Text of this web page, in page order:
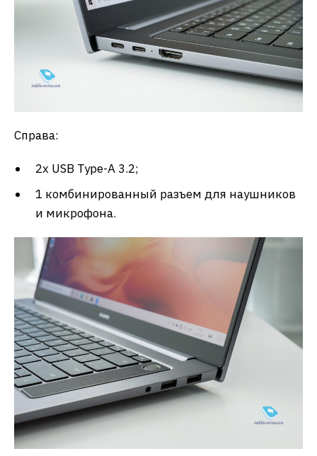
Справа:
2х USB Type-A 3.2;
1 комбинированный разъем для наушников
и микрофона.